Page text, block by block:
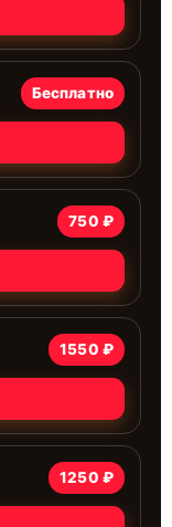
Бесплатно
750 ₽
1550 ₽
1250 ₽